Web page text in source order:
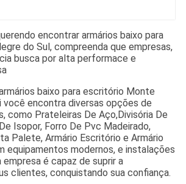
encontrar armários baixo para
do Sul, compreenda que empresas,
busca por alta performace e
baixo para escritório Monte
você encontra diversas opções de
como Prateleiras De Aço,Divisória De
Isopor, Forro De Pvc Madeirado,
Palete, Armário Escritório e Armário
equipamentos modernos, e instalações
é capaz de suprir a
clientes, conquistando sua confiança.